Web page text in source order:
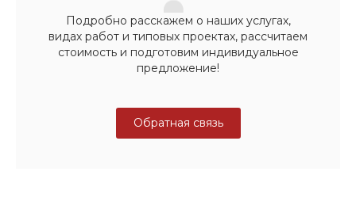
Подробно расскажем о наших услугах,
видах работ и типовых проектах, рассчитаем
стоимость и подготовим индивидуальное
предложение!
Обратная связь